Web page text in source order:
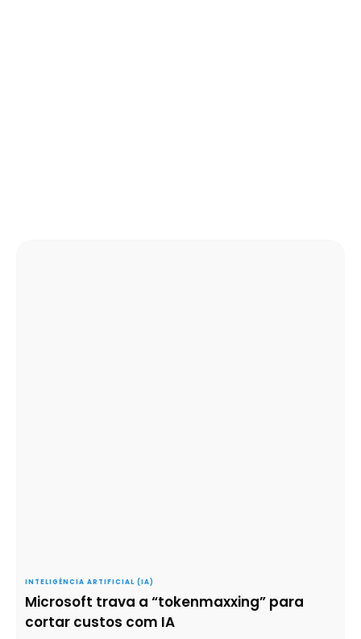
INTELIGÊNCIA ARTIFICIAL (IA)
Microsoft trava a “tokenmaxxing” para
cortar custos com IA